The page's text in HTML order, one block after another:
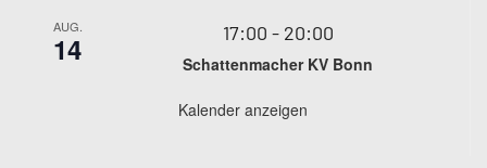
AUG.
14 17:00 - 20:00
Schattenmacher KV Bonn
Kalender anzeigen